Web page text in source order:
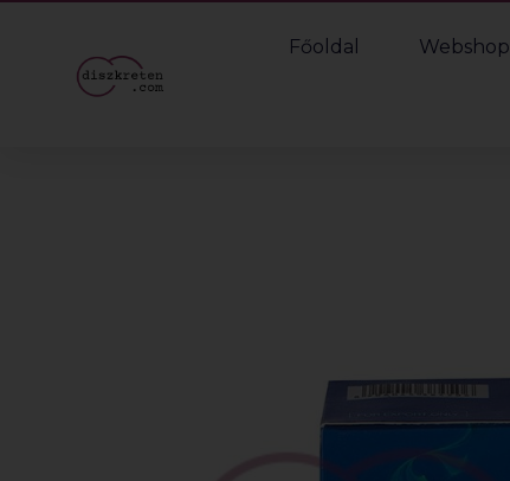
Főoldal Webshop